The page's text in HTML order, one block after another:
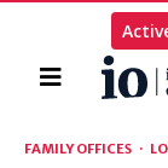
Accueil
Rechercher
FAMILY OFFICES ·